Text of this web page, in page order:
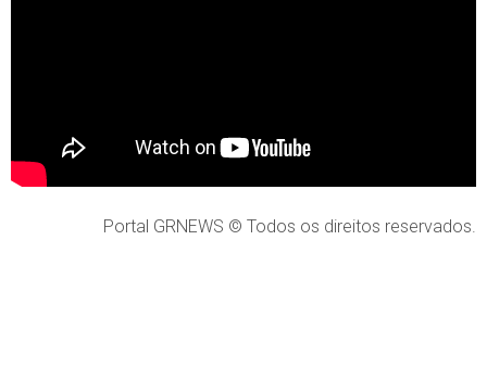
Portal GRNEWS © Todos os direitos reservados.